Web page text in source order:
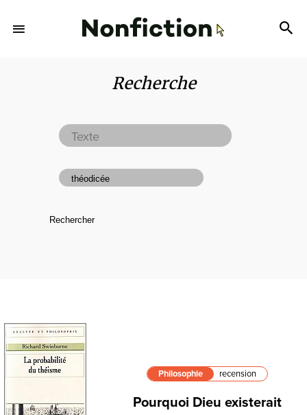
Recherche
Philosophie recension
Pourquoi Dieu existerait